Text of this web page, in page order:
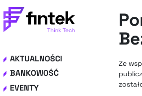
AKTUALNOŚCI
BANKOWOŚĆ
EVENTY
Ze